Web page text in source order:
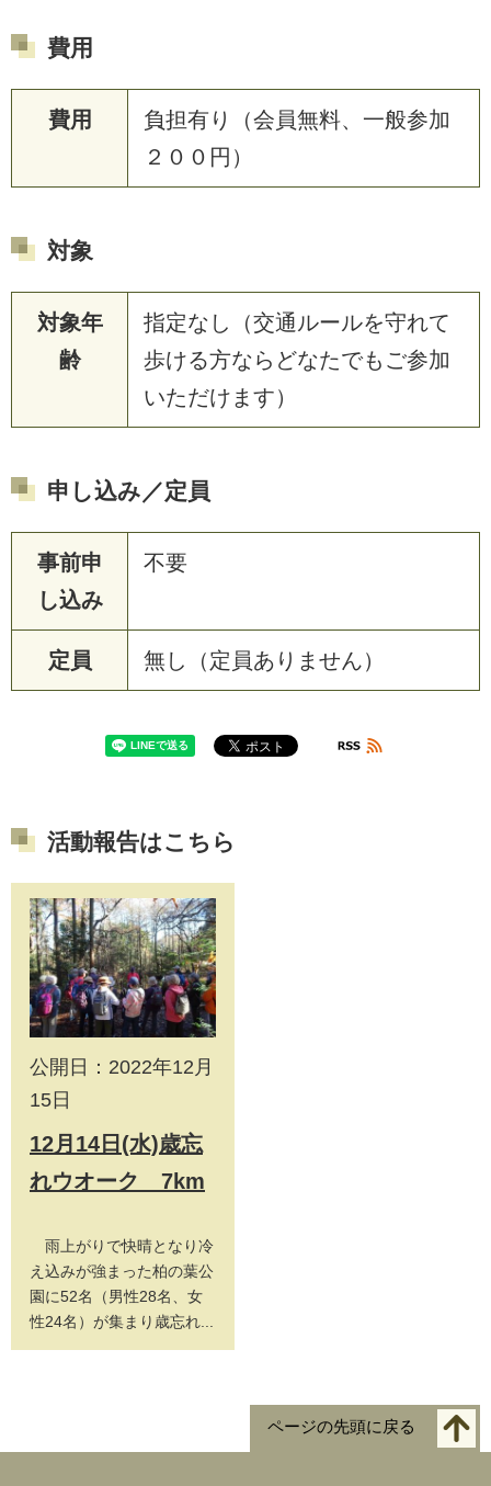
費用
費用
負担有り（会員無料、一般参加
２００円）
対象
対象年
齢
指定なし（交通ルールを守れて
歩ける方ならどなたでもご参加
いただけます）
申し込み／定員
事前申
し込み
不要
定員 無し（定員ありません）
活動報告はこちら
公開日：2022年12月
15日
12月14日(水)歳忘
れウオーク 7km
雨上がりで快晴となり冷
え込みが強まった柏の葉公
園に52名（男性28名、女
性24名）が集まり歳忘れ...
ページの先頭に戻る